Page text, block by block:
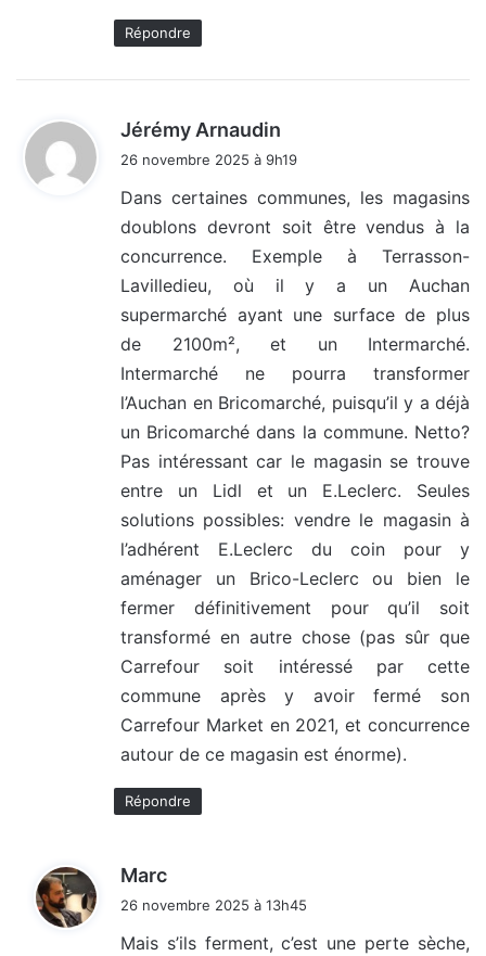
Répondre
Jérémy Arnaudin
:
26 novembre 2025 à 9h19
Dans certaines communes, les magasins
doublons devront soit être vendus à la
concurrence. Exemple à Terrasson-
Lavilledieu, où il y a un Auchan
supermarché ayant une surface de plus
de 2100m², et un Intermarché.
Intermarché ne pourra transformer
l’Auchan en Bricomarché, puisqu’il y a déjà
un Bricomarché dans la commune. Netto?
Pas intéressant car le magasin se trouve
entre un Lidl et un E.Leclerc. Seules
solutions possibles: vendre le magasin à
l’adhérent E.Leclerc du coin pour y
aménager un Brico-Leclerc ou bien le
fermer définitivement pour qu’il soit
transformé en autre chose (pas sûr que
Carrefour soit intéressé par cette
commune après y avoir fermé son
Carrefour Market en 2021, et concurrence
autour de ce magasin est énorme).
Répondre
Marc
26 novembre 2025 à 13h45
Mais s’ils ferment, c’est une perte sèche,